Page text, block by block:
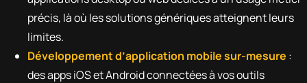
précis, là où les solutions génériques atteignent leurs
limites.
Développement d’application mobile sur-mesure :
des apps iOS et Android connectées à vos outils